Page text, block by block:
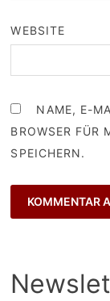
WEBSITE
NAME, E-
BROWSER FÜR
SPEICHERN.